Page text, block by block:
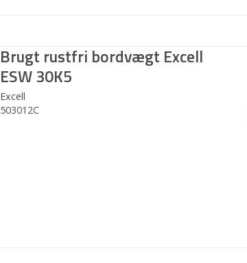
Brugt rustfri bordvægt Excell
ESW 30K5
Excell
503012C